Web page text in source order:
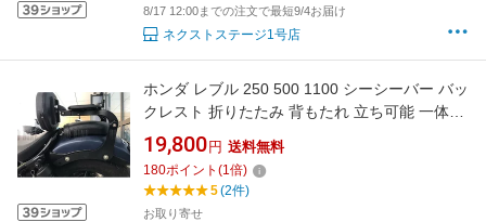
8/17 12:00までの注文で最短9/4お届け
ネクストステージ1号店
ホンダ レブル 250 500 1100 シーシーバー バッ
クレスト 折りたたみ 背もたれ 立ち可能 一体感
外装 レザータイプ 疲労を軽減 運転 快適 ブラッ
クレザー 取寄せ
19,800 円 送料無料
180ポイント (1倍)
5(2件)
お取り寄せ